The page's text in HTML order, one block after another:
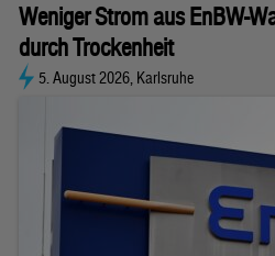
Weniger Strom aus EnBW-
durch Trockenheit
5. August 2026, Karlsruhe